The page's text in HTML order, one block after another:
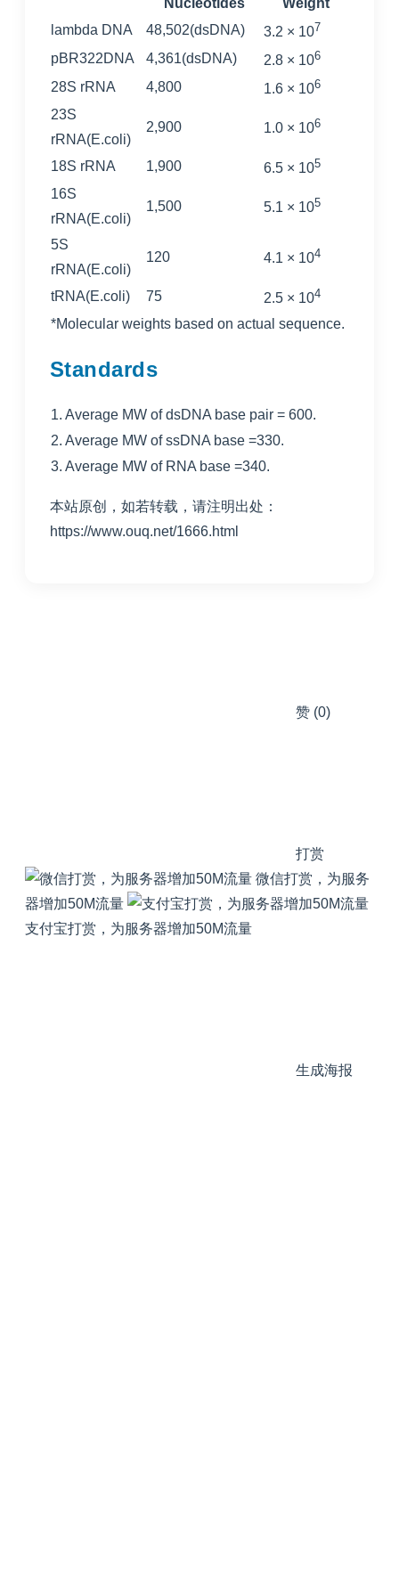
Nucleotides
Weight
lambda DNA
48,502(dsDNA) 3.2 × 107
pBR322DNA 4,361(dsDNA) 2.8 × 106
28S rRNA 4,800 1.6 × 106
23S
rRNA(E.coli)
2,900 1.0 × 106
18S rRNA 1,900 6.5 × 105
16S
rRNA(E.coli)
1,500 5.1 × 105
5S
rRNA(E.coli)
120 4.1 × 104
tRNA(E.coli) 75 2.5 × 104
*Molecular weights based on actual sequence.
Standards
1. Average MW of dsDNA base pair = 600.
2. Average MW of ssDNA base =330.
3. Average MW of RNA base =340.
本站原创，如若转载，请注明出处：
https://www.ouq.net/1666.html
赞 (0)
打赏
微信打赏，为服务
器增加50M流量
支付宝打赏，为服务器增加50M流量
生成海报